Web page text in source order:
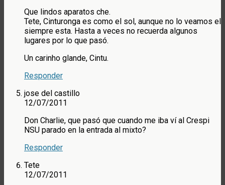
Que lindos aparatos che.
Tete, Cinturonga es como el sol, aunque no lo veamos el
siempre esta. Hasta a veces no recuerda algunos
lugares por lo que pasó.
Un carinho glande, Cintu.
Responder
jose del castillo
12/07/2011
Don Charlie, que pasó que cuando me iba ví al Crespi
NSU parado en la entrada al mixto?
Responder
Tete
12/07/2011